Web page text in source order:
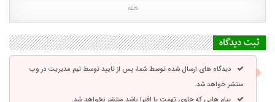
ثبت دیدگاه
دیدگاه های ارسال شده توسط شما، پس از تایید توسط تیم مدیریت در وب
منتشر خواهد شد.
پیام هایی که حاوی تهمت یا افترا باشد منتشر نخواهد شد.